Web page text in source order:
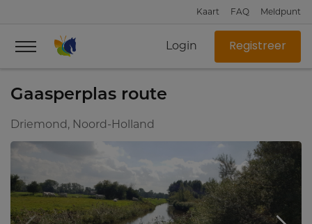
Kaart FAQ Meldpunt
Login Registreer
Gaasperplas route
Driemond, Noord-Holland